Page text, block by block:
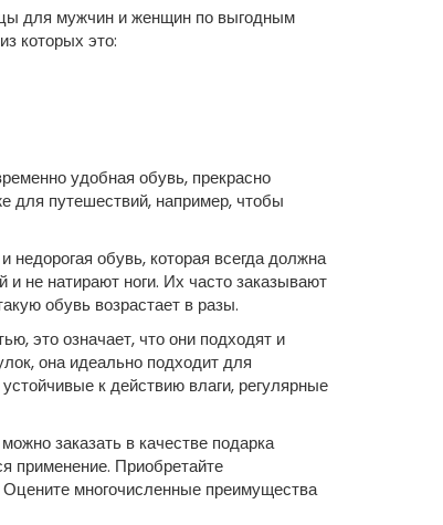
для мужчин и женщин по выгодным
которых это:
удобная обувь, прекрасно
для путешествий, например, чтобы
обувь, которая всегда должна
не натирают ноги. Их часто заказывают
обувь возрастает в разы.
это означает, что они подходят и
она идеально подходит для
к действию влаги, регулярные
заказать в качестве подарка
применение. Приобретайте
многочисленные преимущества